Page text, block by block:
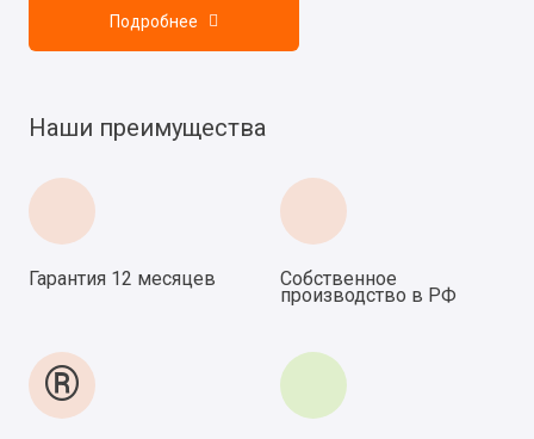
Подробнее
Наши преимущества
Гарантия 12 месяцев Собственное
производство в РФ
®